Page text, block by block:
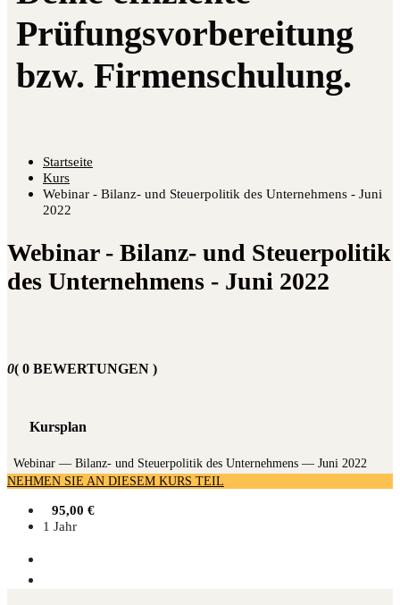
Startseite
Kurs
Webinar - Bilanz- und Steuerpolitik des Unternehmens - Juni
2022
Webinar - Bilanz- und Steuerpolitik
des Unternehmens - Juni 2022
0( 0 BEWERTUNGEN )
Kursplan
Web­i­nar — Bilanz- und Steu­er­po­li­tik des Unter­neh­mens — Juni 2022
NEHMEN SIE AN DIESEM KURS TEIL
95,00 €
1 Jahr